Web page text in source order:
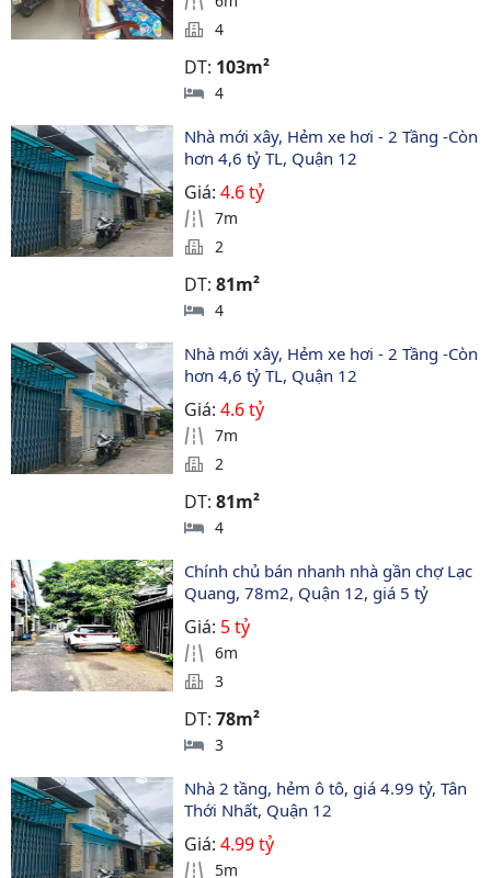
4
DT: 103m²
4
Nhà mới xây, Hẻm xe hơi - 2 Tầng -Còn
hơn 4,6 tỷ TL, Quận 12
Giá:4.6 tỷ
7m
2
DT:81m²
4
Nhà mới xây, Hẻm xe hơi - 2 Tầng -Còn
hơn 4,6 tỷ TL, Quận 12
Giá:4.6 tỷ
7m
2
DT:81m²
4
Chính chủ bán nhanh nhà gần chợ Lạc
Quang, 78m2, Quận 12, giá 5 tỷ
Giá: 5 tỷ
6m
3
DT:78m²
3
Nhà 2 tầng, hẻm ô tô, giá 4.99 tỷ, Tân
Thới Nhất, Quận 12
Giá:4.99 tỷ
5m